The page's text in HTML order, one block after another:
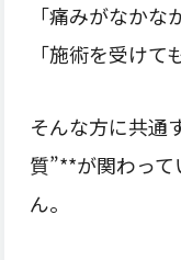
「痛みがなかな
「施術を受けて
そんな方に共通
質”**が関わっ
ん。